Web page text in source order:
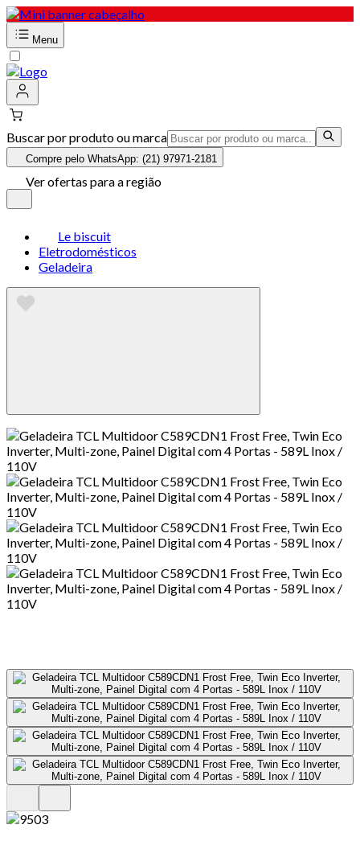
Menu
Buscar por produto ou marca
Compre pelo WhatsApp: (21) 97971-2181
Ver ofertas para a região
Le biscuit
Eletrodomésticos
Geladeira